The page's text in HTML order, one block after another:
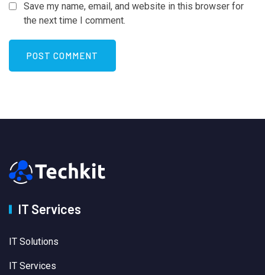
Save my name, email, and website in this browser for
the next time I comment.
IT Services
IT Solutions
IT Services